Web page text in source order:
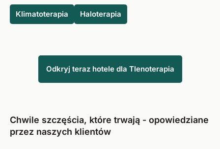
domowego, a także w podróży, które są łatwe w
transporcie i zapewniają pacjentom elastyczność pomimo
Klimatoterapia Haloterapia
Odkryj teraz hotele dla Tlenoterapia
Chwile szczęścia, które trwają - opowiedziane
przez naszych klientów